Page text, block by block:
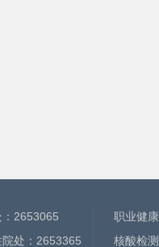
2653065
处： 2653365
职业健
核酸检测